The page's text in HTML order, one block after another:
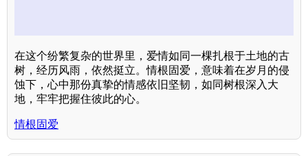
在这个纷繁复杂的世界里，爱情如同一棵扎根于土地的古
树，经历风雨，依然挺立。情根固爱，意味着在岁月的侵
蚀下，心中那份真挚的情感依旧坚韧，如同树根深入大
地，牢牢把握住彼此的心。
情根固爱